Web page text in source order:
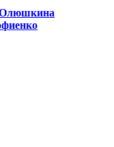
Олюшкина